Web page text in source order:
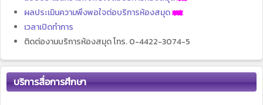
ผลประเมินความพึงพอใจต่อบริการห้องสมุด
เวลาเปิดทำการ
ติดต่องานบริการห้องสมุด โทร. 0-4422-3074-5
บริการสื่อการศึกษา